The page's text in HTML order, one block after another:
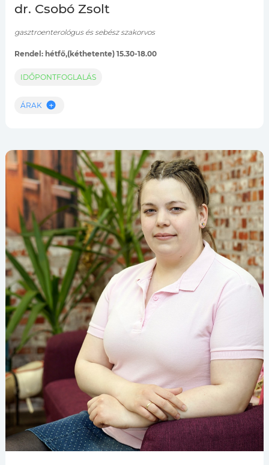
dr. Csobó Zsolt
gasztroenterológus és sebész szakorvos
Rendel: hétfő,(kéthetente) 15.30-18.00
IDŐPONTFOGLALÁS
ÁRAK